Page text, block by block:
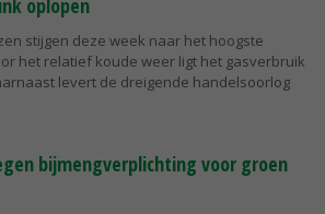
stijgen deze week naar het hoogste
het relatief koude weer ligt het gasverbruik
levert de dreigende handelsoorlog
bijmengverplichting voor groen